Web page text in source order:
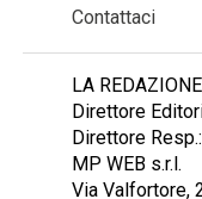
Contattaci
LA REDAZIONE
Direttore
Direttore
MP WEB s.r.l.
Via Valfortore,